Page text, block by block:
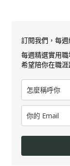
訂閱我們，每
每週精選實用
希望陪你在職